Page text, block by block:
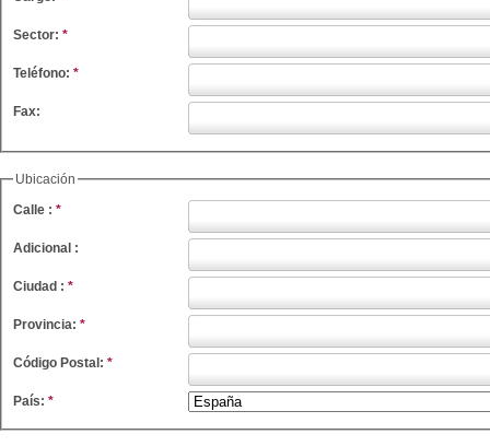
Sector: *
Teléfono: *
Fax:
Ubicación
Calle : *
Adicional :
Ciudad : *
Provincia: *
Código Postal: *
País: *